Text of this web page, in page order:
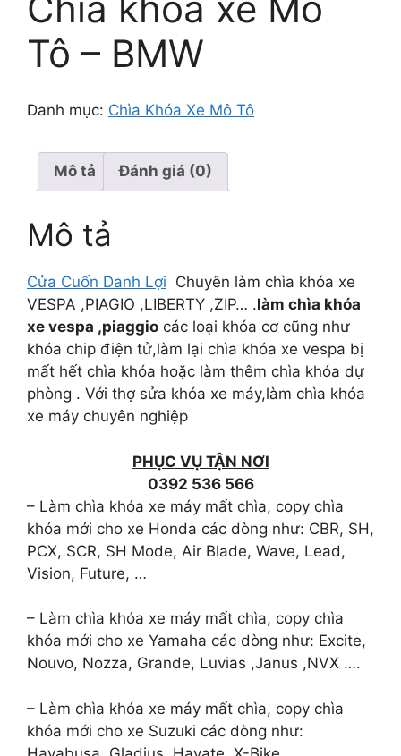
Tô – BMW
Danh mục: Chìa Khóa Xe Mô Tô
Mô tả Đánh giá (0)
Mô tả
Cửa Cuốn Danh Lợi Chuyên làm chìa khóa xe
VESPA ,PIAGIO ,LIBERTY ,ZIP… .làm chìa khóa
xe vespa ,piaggio các loại khóa cơ cũng như
khóa chip điện tử,làm lại chìa khóa xe vespa bị
mất hết chìa khóa hoặc làm thêm chìa khóa dự
phòng . Với thợ sửa khóa xe máy,làm chìa khóa
xe máy chuyên nghiệp
PHỤC VỤ TẬN NƠI
0392 536 566
– Làm chìa khóa xe máy mất chìa, copy chìa
khóa mới cho xe Honda các dòng như: CBR, SH,
PCX, SCR, SH Mode, Air Blade, Wave, Lead,
Vision, Future, …
– Làm chìa khóa xe máy mất chìa, copy chìa
khóa mới cho xe Yamaha các dòng như: Excite,
Nouvo, Nozza, Grande, Luvias ,Janus ,NVX ….
– Làm chìa khóa xe máy mất chìa, copy chìa
khóa mới cho xe Suzuki các dòng như: